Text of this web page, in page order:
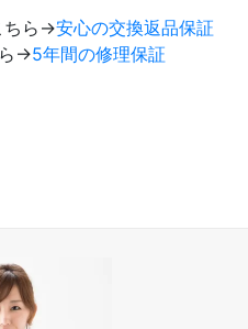
ちら→安心の交換返品保証
→5年間の修理保証